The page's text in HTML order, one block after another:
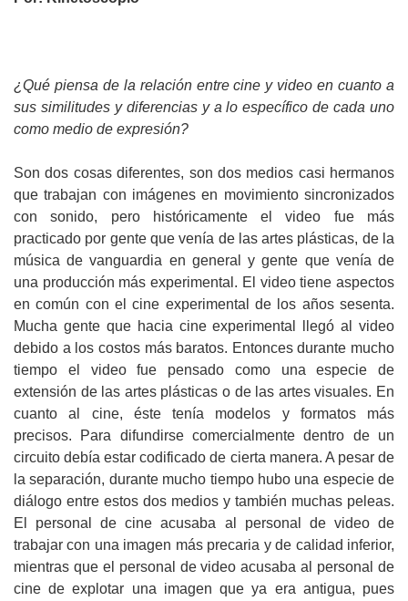
¿Qué piensa de la relación entre cine y video en cuanto a
sus similitudes y diferencias y a lo específico de cada uno
como medio de expresión?
Son dos cosas diferentes, son dos medios casi hermanos
que trabajan con imágenes en movimiento sincronizados
con sonido, pero históricamente el video fue más
practicado por gente que venía de las artes plásticas, de la
música de vanguardia en general y gente que venía de
una producción más experimental. El video tiene aspectos
en común con el cine experimental de los años sesenta.
Mucha gente que hacia cine experimental llegó al video
debido a los costos más baratos. Entonces durante mucho
tiempo el video fue pensado como una especie de
extensión de las artes plásticas o de las artes visuales. En
cuanto al cine, éste tenía modelos y formatos más
precisos. Para difundirse comercialmente dentro de un
circuito debía estar codificado de cierta manera. A pesar de
la separación, durante mucho tiempo hubo una especie de
diálogo entre estos dos medios y también muchas peleas.
El personal de cine acusaba al personal de video de
trabajar con una imagen más precaria y de calidad inferior,
mientras que el personal de video acusaba al personal de
cine de explotar una imagen que ya era antigua, pues